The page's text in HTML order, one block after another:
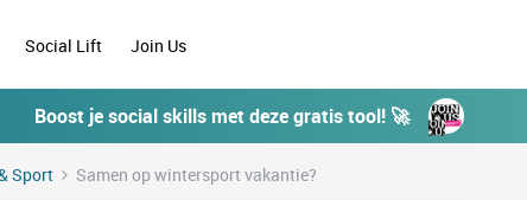
Social Lift Join Us
Boost je social skills met deze gratis tool! 🚀
Sport Samen op wintersport vakantie?